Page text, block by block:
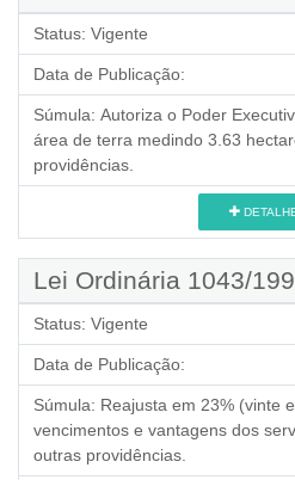
Status: Vigente
Data de Publicação:
Súmula: Autoriza o Poder
área de terra medindo 3.63
providências.
Lei Ordinária 1043/
Status: Vigente
Data de Publicação:
Súmula: Reajusta em 23% (vinte
vencimentos e vantagens dos
outras providências.